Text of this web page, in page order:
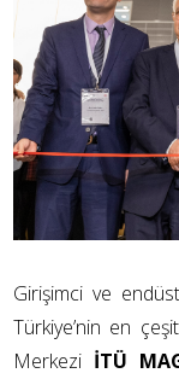
Girişimci ve
Türkiye’nin en
Merkezi İTÜ